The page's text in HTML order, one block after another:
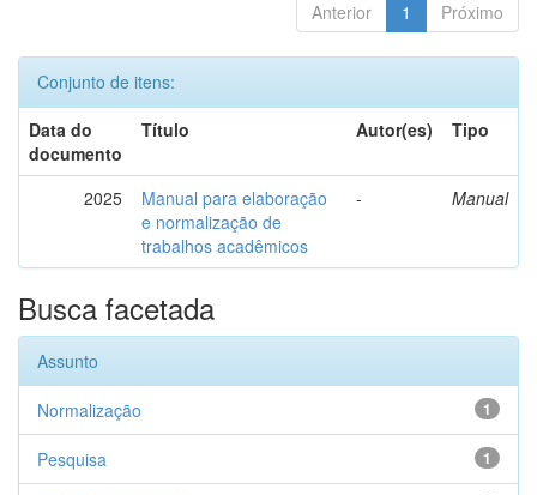
Anterior 1 Próximo
Conjunto de itens:
Data do
documento
Título Autor(es) Tipo
2025
Manual para elaboração
e normalização de
trabalhos acadêmicos
- Manual
Busca facetada
Assunto
1
Normalização
1
Pesquisa